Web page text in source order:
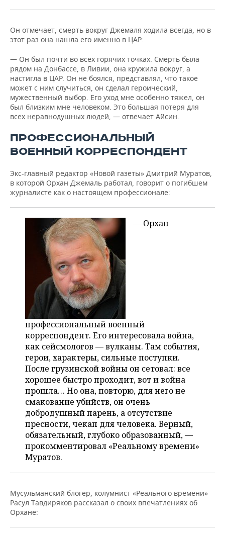
Он отмечает, смерть вокруг Джемаля ходила всегда, но в
этот раз она нашла его именно в ЦАР:
— Он был почти во всех горячих точках. Смерть была
рядом на Донбассе, в Ливии, она кружила вокруг, а
настигла в ЦАР. Он не боялся, представлял, что такое
может с ним случиться, он сделал героический,
мужественный выбор. Его уход мне особенно тяжел, он
был близким мне человеком. Это большая потеря для
всех неравнодушных людей, — отвечает Айсин.
ПРОФЕССИОНАЛЬНЫЙ
ВОЕННЫЙ КОРРЕСПОНДЕНТ
Экс-главный редактор «Новой газеты» Дмитрий Муратов,
в которой Орхан Джемаль работал, говорит о погибшем
журналисте как о настоящем профессионале:
— Орхан
профессиональный военный
корреспондент. Его интересовала война,
как сейсмологов — вулканы. Там события,
герои, характеры, сильные поступки.
После грузинской войны он сетовал: все
хорошее быстро проходит, вот и война
прошла… Но она, повторю, для него не
смакование убийств, он очень
добродушный парень, а отсутствие
пресности, чекап для человека. Верный,
обязательный, глубоко образованный, —
прокомментировал «Реальному времени»
Муратов.
Мусульманский блогер, колумнист «Реального времени»
Расул Тавдиряков рассказал о своих впечатлениях об
Орхане: